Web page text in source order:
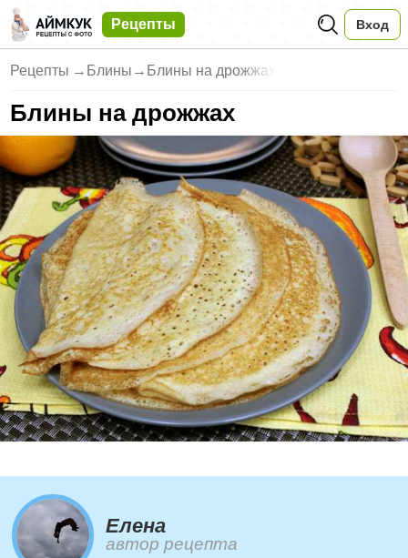
Рецепты Вход
Рецепты → Блины → Блины на дрожжах
Блины на дрожжах
Елена
автор рецепта